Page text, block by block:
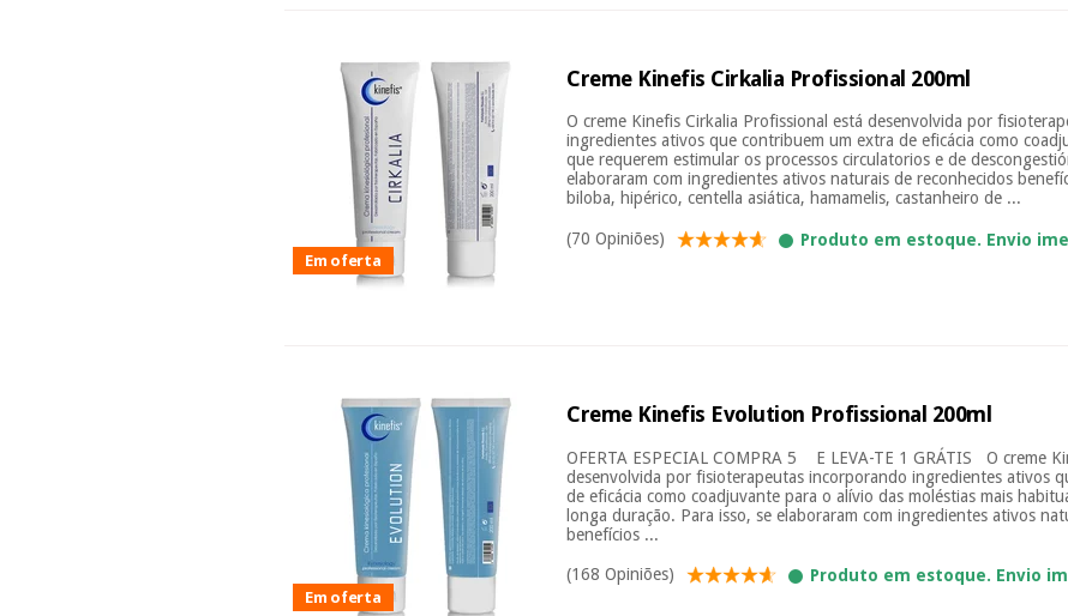
Em oferta
Creme Kinefis Cirkalia Profissional 200ml
O creme Kinefis Cirkalia Profissional está desenvolvida por
ingredientes ativos que contribuem um extra de eficácia como
que requerem estimular os processos circulatorios e de
elaboraram com ingredientes ativos naturais de reconhecidos
biloba, hipérico, centella asiática, hamamelis, castanheiro de ...
(70 Opiniões)
Produto em estoque. Envio
Em oferta
Creme Kinefis Evolution Profissional 200ml
OFERTA ESPECIAL COMPRA 5 E LEVA-TE 1 GRÁTIS O creme
desenvolvida por fisioterapeutas incorporando ingredientes ativos
de eficácia como coadjuvante para o alívio das moléstias mais
longa duração. Para isso, se elaboraram com ingredientes ativos
benefícios ...
(168 Opiniões)
Produto em estoque. Envio